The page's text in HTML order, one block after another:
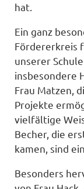
hat.
Ein ganz
Fördererkreis
unserer
insbesondere
Frau Matzen,
Projekte
vielfältige
Becher, die
kamen, sind
Besonders